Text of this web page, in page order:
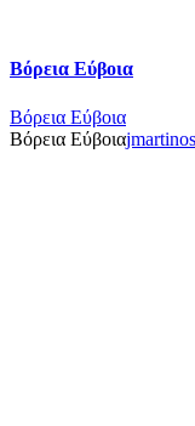
Βόρεια Εύβοια
Βόρεια Εύβοια
Βόρεια Εύβοιαjmartinos